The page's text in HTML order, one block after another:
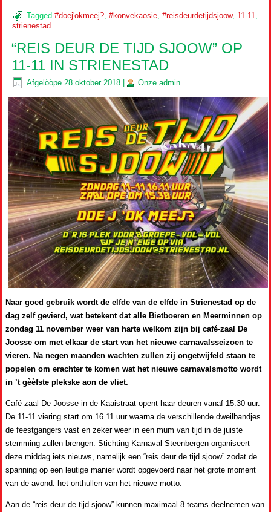
Tagged #doej'okmeej? ,#konvekaosie ,#reisdeurdetijdsjoow, 11-11
strienestad
“REIS DEUR DE TIJD SJOOW” OP
11-11 IN STRIENESTAD
Afgelòòpe 28 oktober 2018 Onze admin
Naar goed gebruik wordt de elfde van de elfde in Strienestad op de
dag zelf gevierd, wat betekent dat alle Bietboeren en Meerminnen op
zondag 11 november weer van harte welkom zijn bij café-zaal De
Joosse om met elkaar de start van het nieuwe carnavalsseizoen te
vieren. Na negen maanden wachten zullen zij ongetwijfeld staan te
popelen om erachter te komen wat het nieuwe carnavalsmotto wordt
in ’t gèèfste plekske aon de vliet.
Café-zaal De Joosse in de Kaaistraat opent haar deuren vanaf 15.30 uur.
De 11-11 viering start om 16.11 uur waarna de verschillende dweilbandjes
de feestgangers vast en zeker weer in een mum van tijd in de juiste
stemming zullen brengen. Stichting Karnaval Steenbergen organiseert
deze middag iets nieuws, namelijk een “reis deur de tijd sjoow” zodat de
spanning op een leutige manier wordt opgevoerd naar het grote moment
van de avond: het onthullen van het nieuwe motto.
Aan de “reis deur de tijd sjoow” kunnen maximaal 8 teams deelnemen van